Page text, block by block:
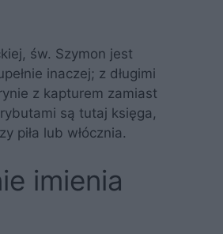
św. Szymon jest
inaczej; z długimi
z kapturem zamiast
są tutaj księga,
piła lub włócznia.
imienia